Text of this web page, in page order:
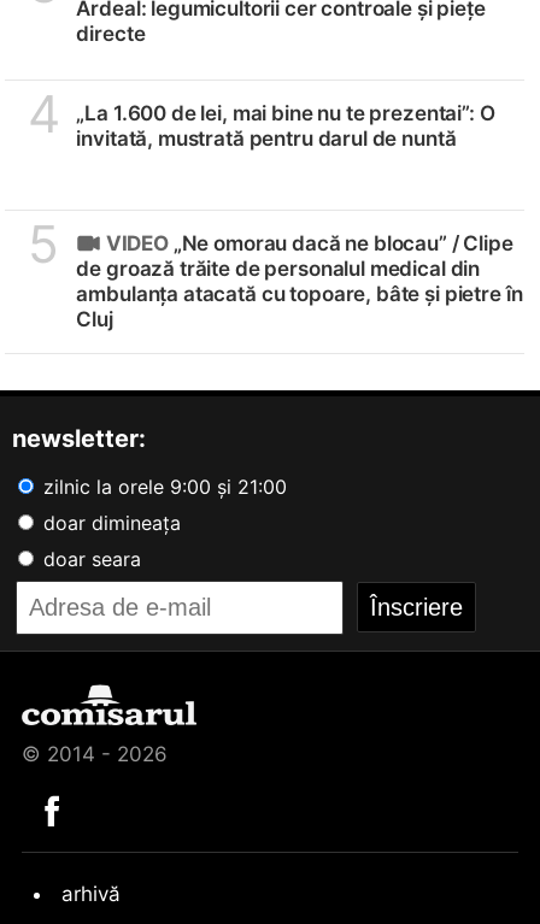
Ardeal: legumicultorii cer controale și piețe
directe
4
„La 1.600 de lei, mai bine nu te prezentai”: O
invitată, mustrată pentru darul de nuntă
5 VIDEO„Ne omorau dacă ne blocau” /Clipe
de groază trăite de personalul medical din
ambulanța atacată cu topoare, bâte și pietre în
Cluj
newsletter:
zilnic la orele 9:00 și 21:00
doar dimineața
doar seara
© 2014 - 2026
arhivă